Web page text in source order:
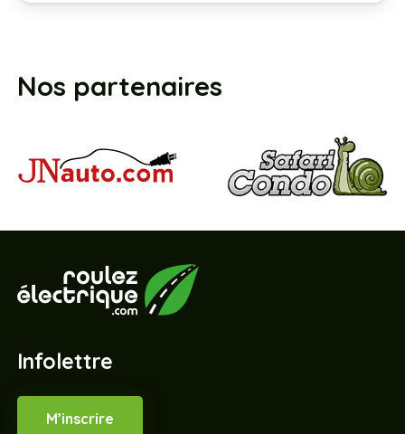
Nos partenaires
Infolettre
M’inscrire